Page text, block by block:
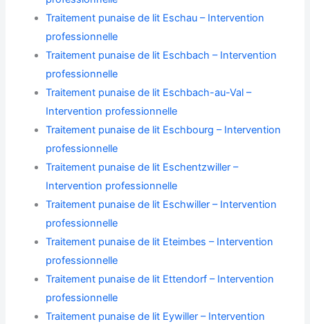
Traitement punaise de lit Eschau – Intervention
professionnelle
Traitement punaise de lit Eschbach – Intervention
professionnelle
Traitement punaise de lit Eschbach-au-Val –
Intervention professionnelle
Traitement punaise de lit Eschbourg – Intervention
professionnelle
Traitement punaise de lit Eschentzwiller –
Intervention professionnelle
Traitement punaise de lit Eschwiller – Intervention
professionnelle
Traitement punaise de lit Eteimbes – Intervention
professionnelle
Traitement punaise de lit Ettendorf – Intervention
professionnelle
Traitement punaise de lit Eywiller – Intervention